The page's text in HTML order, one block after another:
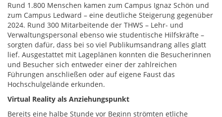
Rund 1.800 Menschen kamen zum Campus Ignaz Schön und
zum Campus Ledward – eine deutliche Steigerung gegenüber
2024. Rund 300 Mitarbeitende der THWS – Lehr- und
Verwaltungspersonal ebenso wie studentische Hilfskräfte –
sorgten dafür, dass bei so viel Publikumsandrang alles glatt
lief. Ausgestattet mit Lageplänen konnten die Besucherinnen
und Besucher sich entweder einer der zahlreichen
Führungen anschließen oder auf eigene Faust das
Hochschulgelände erkunden.
Virtual Reality als Anziehungspunkt
Bereits eine halbe Stunde vor Beginn strömten etliche